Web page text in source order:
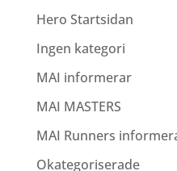
Hero Startsidan
Ingen kategori
MAI informerar
MAI MASTERS
MAI Runners
Okategoriserade